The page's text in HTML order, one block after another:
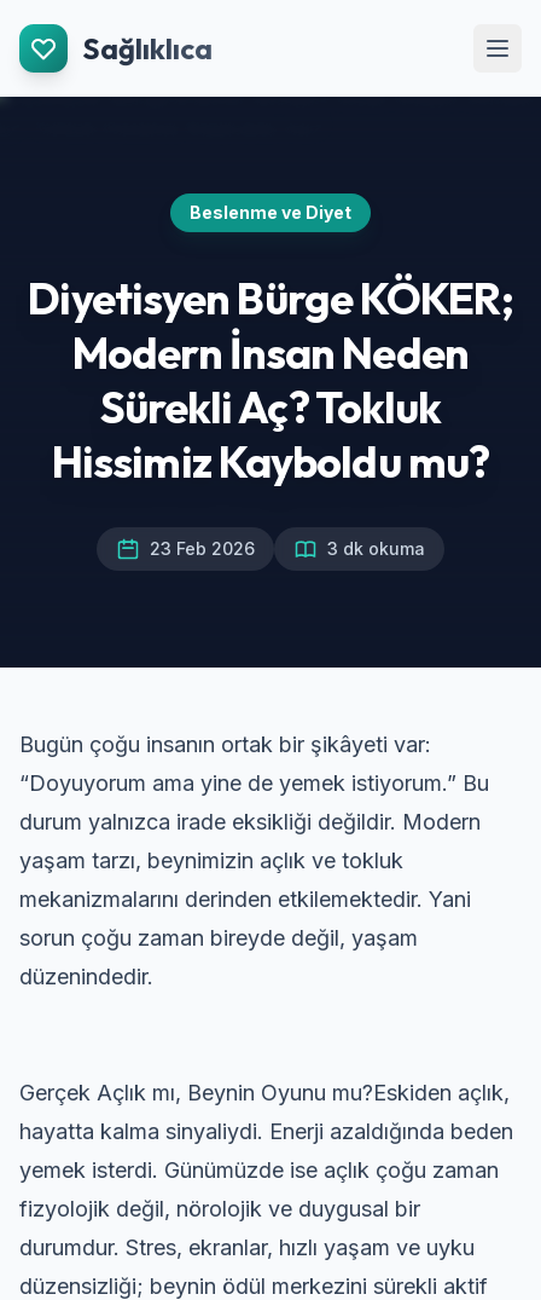
İçeriğe Git
Sağlıklıca
Beslenme ve Diyet
Diyetisyen Bürge KÖKER;
Modern İnsan Neden
Sürekli Aç? Tokluk
Hissimiz Kayboldu mu?
23 Feb 2026 3 dk okuma
Bugün çoğu insanın ortak bir şikâyeti var:
“Doyuyorum ama yine de yemek istiyorum.” Bu
durum yalnızca irade eksikliği değildir. Modern
yaşam tarzı, beynimizin açlık ve tokluk
mekanizmalarını derinden etkilemektedir. Yani
sorun çoğu zaman bireyde değil, yaşam
düzenindedir.
Gerçek Açlık mı, Beynin Oyunu mu?Eskiden açlık,
hayatta kalma sinyaliydi. Enerji azaldığında beden
yemek isterdi. Günümüzde ise açlık çoğu zaman
fizyolojik değil, nörolojik ve duygusal bir
durumdur. Stres, ekranlar, hızlı yaşam ve uyku
düzensizliği; beynin ödül merkezini sürekli aktif